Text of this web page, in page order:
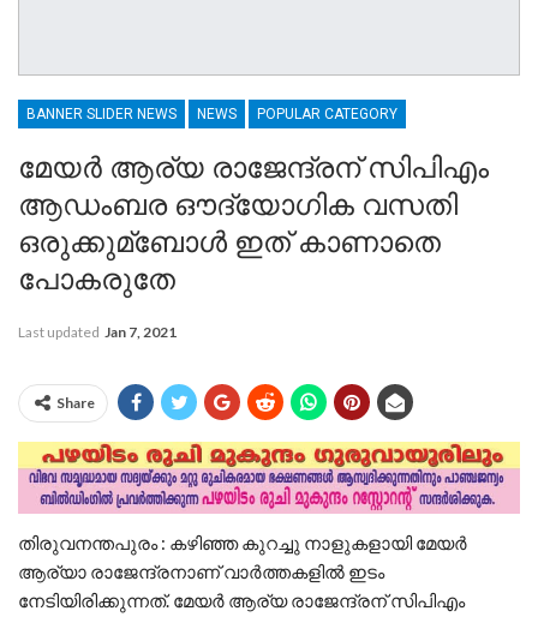
BANNER SLIDER NEWS NEWS POPULAR CATEGORY
മേയര്‍ ആര്യ രാജേന്ദ്രന് സിപിഎം
ആഡംബര ഔദ്യോഗിക വസതി
ഒരുക്കുമ്ബോള്‍ ഇത് കാണാതെ
പോകരുതേ
Last updated Jan 7, 2021
Share
തിരുവനന്തപുരം : കഴിഞ്ഞ കുറച്ചു നാളുകളായി മേയര്‍
ആര്യാ രാജേന്ദ്രനാണ് വാര്‍ത്തകളില്‍ ഇടം
നേടിയിരിക്കുന്നത്. മേയര്‍ ആര്യ രാജേന്ദ്രന് സിപിഎം